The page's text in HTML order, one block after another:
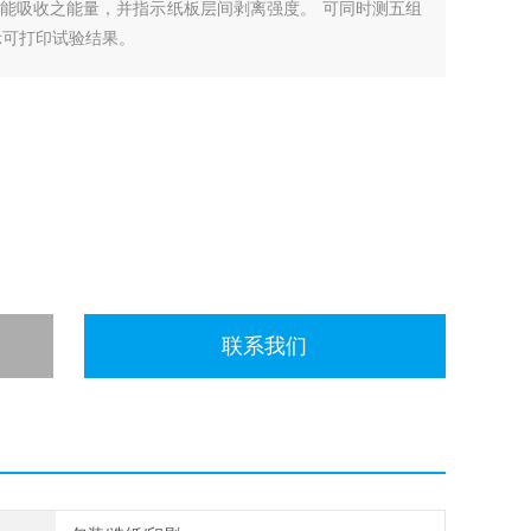
吸收之能量，并指示纸板层间剥离强度。 可同时测五组
打印试验结果。
联系我们